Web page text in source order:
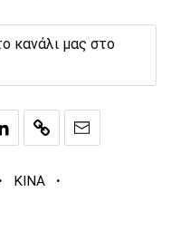
κανάλι μας στο
· ΚΙΝΑ ·